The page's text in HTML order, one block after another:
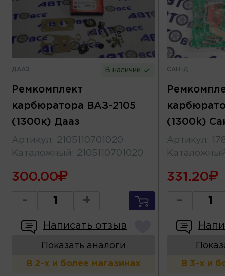
ДААЗ В наличии
Ремкомплект
карбюратора ВАЗ-2105
(1300к) Дааз
Артикул : 2105110701020
Каталожный : 2105110701020
300.00
- +
Написать отзыв
Показать аналоги
В 2-х и более магазинах
САН-Д
(1300k)
Артикул :
331.20
-
В 3-х и